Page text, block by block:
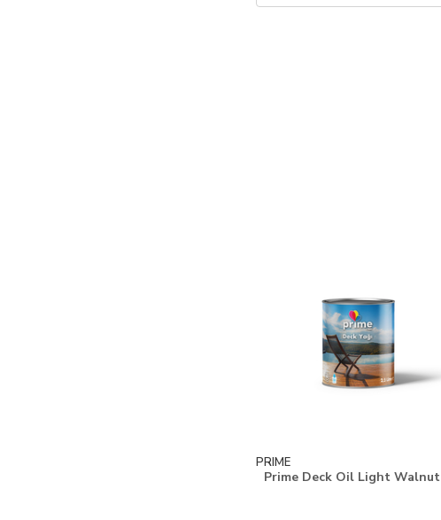
PRIME
Prime Deck Oil Light Walnut